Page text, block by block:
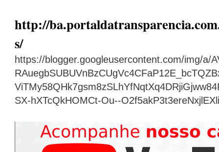
http://
s/
https://blogger.googleusercontent.com/img/a/
SX-hXTcQkHOMCt-Ou--